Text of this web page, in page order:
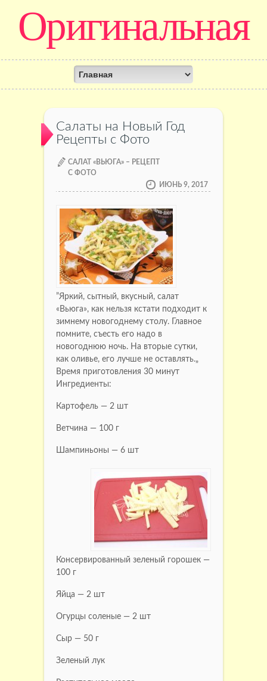
Оригинальная
кулинария
Салаты на Новый Год
Рецепты с Фото
САЛАТ «ВЬЮГА» – РЕЦЕПТ
С ФОТО
ИЮНЬ 9, 2017
”Яркий, сытный, вкусный, салат
«Вьюга», как нельзя кстати подходит к
зимнему новогоднему столу. Главное
помните, съесть его надо в
новогоднюю ночь. На вторые сутки,
как оливье, его лучше не оставлять.„
Время приготовления 30 минут
Ингредиенты:
Картофель — 2 шт
Ветчина — 100 г
Шампиньоны — 6 шт
Консервированный зеленый горошек —
100 г
Яйца — 2 шт
Огурцы соленые — 2 шт
Сыр — 50 г
Зеленый лук